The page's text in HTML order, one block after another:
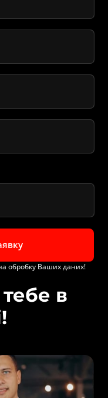
обробку Ваших даних!
в